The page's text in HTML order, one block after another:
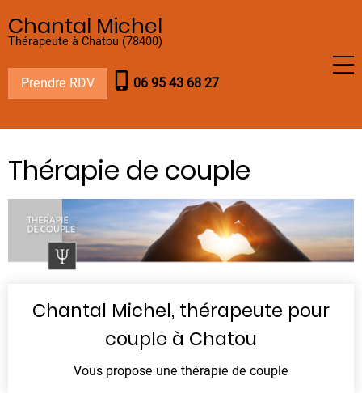
au
contenu
principal
Chantal Michel
Thérapeute à Chatou (78400)
Prendre RDV phone_iphone 06 95 43 68 27
Thérapie de couple
Chantal Michel, thérapeute pour
couple à Chatou
Vous propose une thérapie de couple